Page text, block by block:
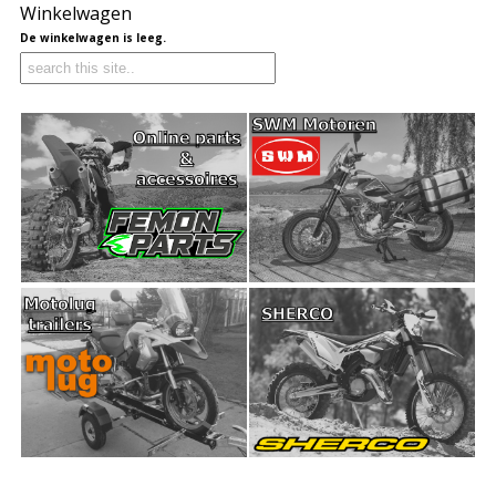
Winkelwagen
De winkelwagen is leeg.